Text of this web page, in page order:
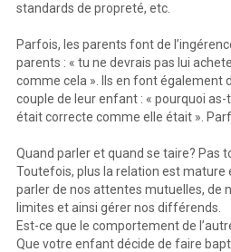
standards de propreté, etc.
Parfois, les parents font de
parents : « tu ne devrais pas lui
comme cela ». Ils en font également
couple de leur enfant : « pourquoi as-
était correcte comme elle était ».
Quand parler et quand se taire? Pas
Toutefois, plus la relation est mature
parler de nos attentes mutuelles, de
limites et ainsi gérer nos différends.
Est-ce que le comportement de
Que votre enfant décide de faire